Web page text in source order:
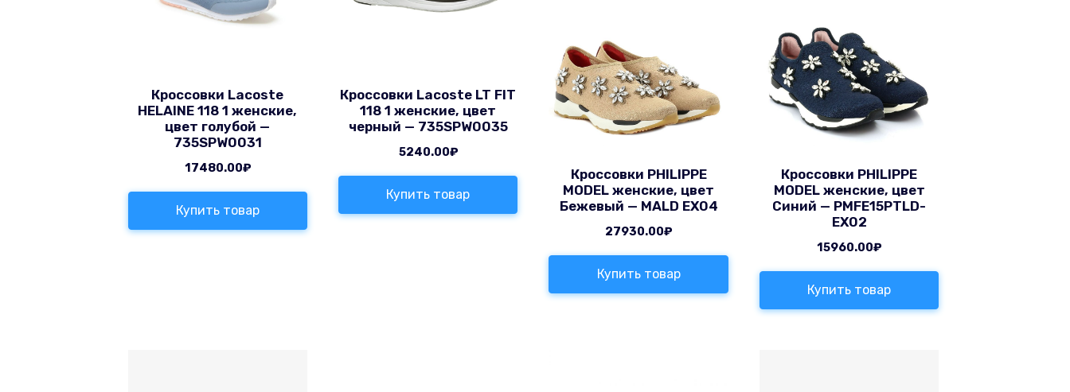
Кроссовки Lacoste
HELAINE 118 1 женские,
цвет голубой —
735SPW0031
17480.00₽
Купить товар
Кроссовки Lacoste LT FIT
118 1 женские, цвет
черный — 735SPW0035
5240.00₽
Купить товар
Кроссовки PHILIPPE
MODEL женские, цвет
Бежевый — MALD EX04
27930.00₽
Купить товар
Кроссовки PHILIPPE
MODEL женские, цвет
Синий — PMFE15PTLD-
EX02
15960.00₽
Купить товар